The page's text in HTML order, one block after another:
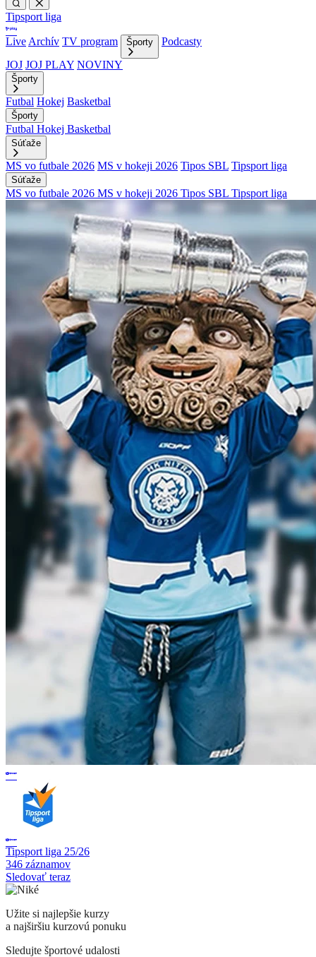
Tipsport liga
Live Archív TV program Športy
Podcasty
JOJ JOJ PLAY NOVINY
Športy
Futbal Hokej Basketbal
Športy
Futbal Hokej Basketbal
Súťaže
MS vo futbale 2026 MS v hokeji 2026 Tipos SBL Tipsport liga
Súťaže
MS vo futbale 2026 MS v hokeji 2026 Tipos SBL Tipsport liga
Tipsport liga 25/26
346 záznamov
Sledovať teraz
Užite si najlepšie kurzy
a najširšiu kurzovú ponuku
Sledujte športové udalosti